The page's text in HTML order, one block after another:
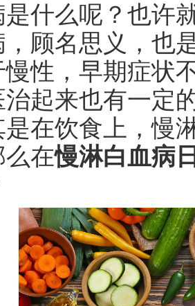
什么呢？也许
顾名思义，也
性，早期症状
起来也有一定
在饮食上，慢
么在慢淋白血病